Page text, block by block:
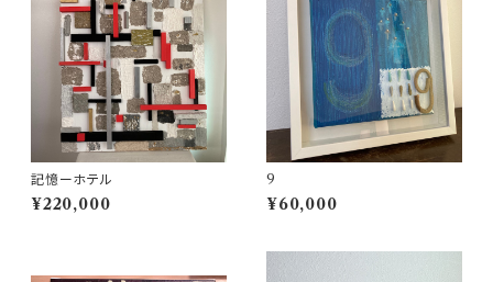
記憶ーホテル
¥220,000
9
¥60,000